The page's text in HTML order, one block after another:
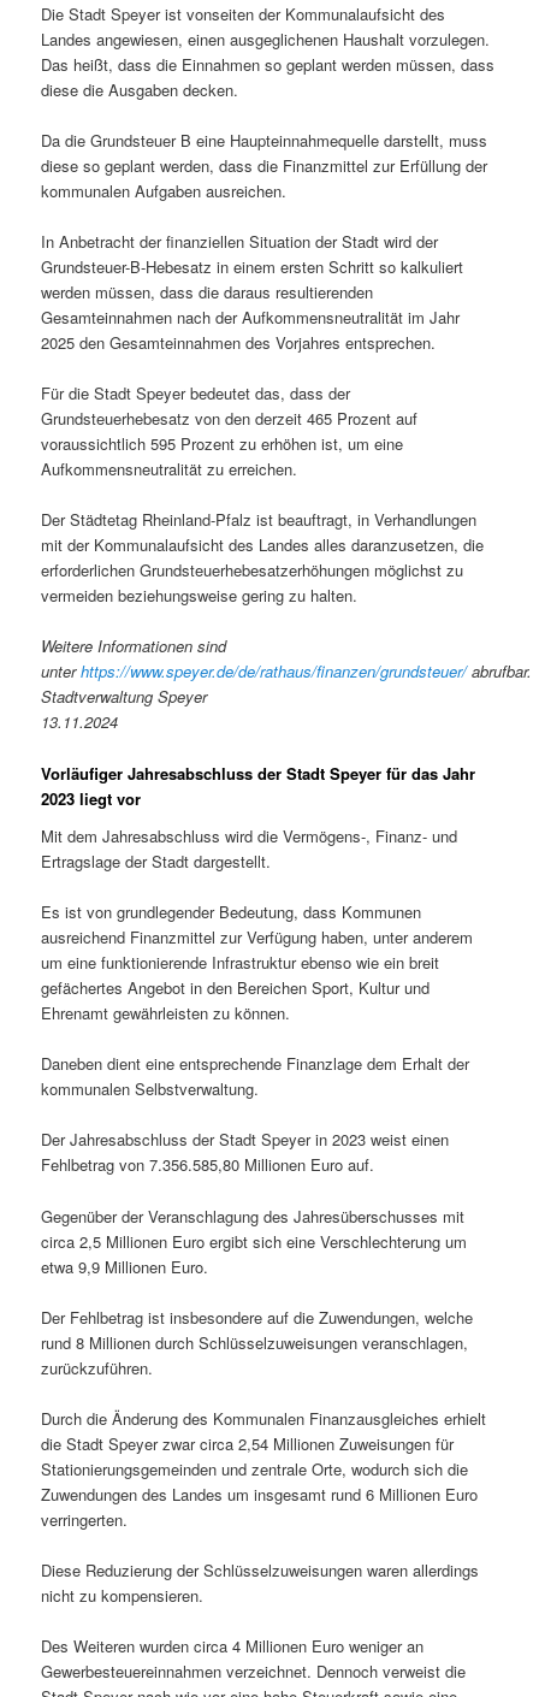
Die Stadt Speyer ist vonseiten der Kommunalaufsicht des
Landes angewiesen, einen ausgeglichenen Haushalt vorzulegen.
Das heißt, dass die Einnahmen so geplant werden müssen, dass
diese die Ausgaben decken.
Da die Grundsteuer B eine Haupteinnahmequelle darstellt, muss
diese so geplant werden, dass die Finanzmittel zur Erfüllung der
kommunalen Aufgaben ausreichen.
In Anbetracht der finanziellen Situation der Stadt wird der
Grundsteuer-B-Hebesatz in einem ersten Schritt so kalkuliert
werden müssen, dass die daraus resultierenden
Gesamteinnahmen nach der Aufkommensneutralität im Jahr
2025 den Gesamteinnahmen des Vorjahres entsprechen.
Für die Stadt Speyer bedeutet das, dass der
Grundsteuerhebesatz von den derzeit 465 Prozent auf
voraussichtlich 595 Prozent zu erhöhen ist, um eine
Aufkommensneutralität zu erreichen.
Der Städtetag Rheinland-Pfalz ist beauftragt, in Verhandlungen
mit der Kommunalaufsicht des Landes alles daranzusetzen, die
erforderlichen Grundsteuerhebesatzerhöhungen möglichst zu
vermeiden beziehungsweise gering zu halten.
Weitere Informationen sind
unterhttps://www.speyer.de/de/rathaus/finanzen/grundsteuer/abrufbar.
Stadtverwaltung Speyer
13.11.2024
Vorläufiger Jahresabschluss der Stadt Speyer für das Jahr
2023 liegt vor
Mit dem Jahresabschluss wird die Vermögens-, Finanz- und
Ertragslage der Stadt dargestellt.
Es ist von grundlegender Bedeutung, dass Kommunen
ausreichend Finanzmittel zur Verfügung haben, unter anderem
um eine funktionierende Infrastruktur ebenso wie ein breit
gefächertes Angebot in den Bereichen Sport, Kultur und
Ehrenamt gewährleisten zu können.
Daneben dient eine entsprechende Finanzlage dem Erhalt der
kommunalen Selbstverwaltung.
Der Jahresabschluss der Stadt Speyer in 2023 weist einen
Fehlbetrag von 7.356.585,80 Millionen Euro auf.
Gegenüber der Veranschlagung des Jahresüberschusses mit
circa 2,5 Millionen Euro ergibt sich eine Verschlechterung um
etwa 9,9 Millionen Euro.
Der Fehlbetrag ist insbesondere auf die Zuwendungen, welche
rund 8 Millionen durch Schlüsselzuweisungen veranschlagen,
zurückzuführen.
Durch die Änderung des Kommunalen Finanzausgleiches erhielt
die Stadt Speyer zwar circa 2,54 Millionen Zuweisungen für
Stationierungsgemeinden und zentrale Orte, wodurch sich die
Zuwendungen des Landes um insgesamt rund 6 Millionen Euro
verringerten.
Diese Reduzierung der Schlüsselzuweisungen waren allerdings
nicht zu kompensieren.
Des Weiteren wurden circa 4 Millionen Euro weniger an
Gewerbesteuereinnahmen verzeichnet. Dennoch verweist die